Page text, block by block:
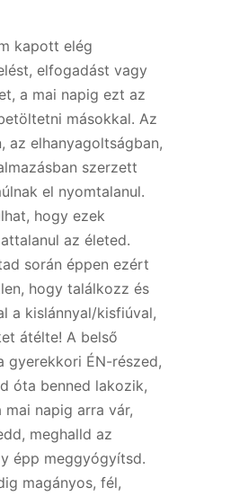
kapott elég
elfogadást vagy
a mai napig ezt az
másokkal. Az
az elhanyagoltságban,
szerzett
el nyomtalanul.
hogy ezek
az életed.
során éppen ezért
hogy találkozz és
a kislánnyal/kisfiúval,
átélte! A belső
gyerekkori ÉN-részed,
óta benned lakozik,
mai napig arra vár,
meghalld az
épp meggyógyítsd.
magányos, fél,